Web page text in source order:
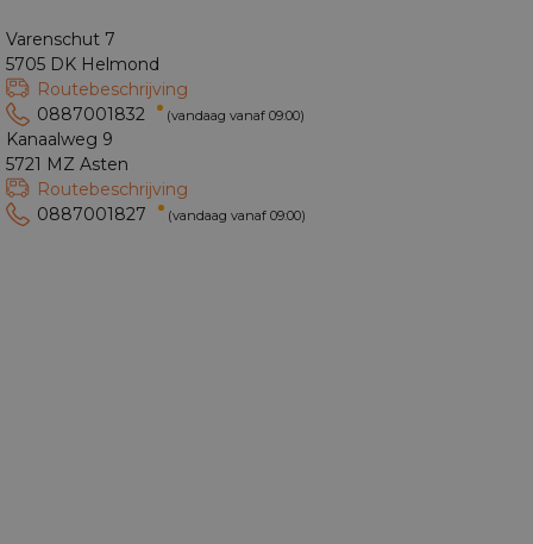
Varenschut 7
5705 DK Helmond
Routebeschrijving
0887001832
(vandaag vanaf 09:00)
Kanaalweg 9
5721 MZ Asten
Routebeschrijving
0887001827
(vandaag vanaf 09:00)